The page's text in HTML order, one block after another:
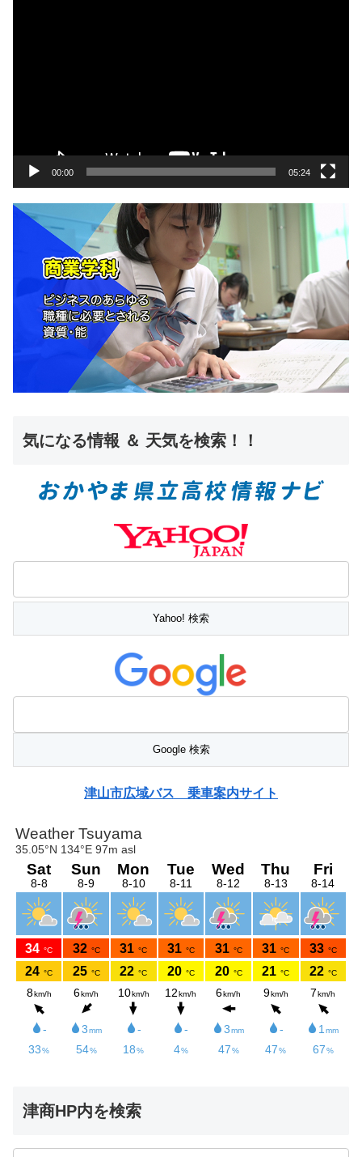
00:00 05:24
気になる情報 ＆ 天気を検索！！
津山市広域バス 乗車案内サイト
津商HP内を検索